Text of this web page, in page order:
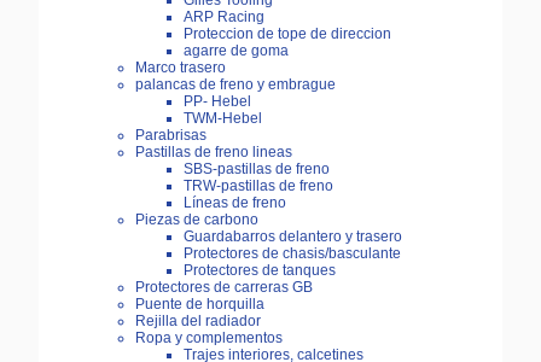
ARP Racing
Proteccion de tope de direccion
agarre de goma
Marco trasero
palancas de freno y embrague
PP- Hebel
TWM-Hebel
Parabrisas
Pastillas de freno lineas
SBS-pastillas de freno
TRW-pastillas de freno
Líneas de freno
Piezas de carbono
Guardabarros delantero y trasero
Protectores de chasis/basculante
Protectores de tanques
Protectores de carreras GB
Puente de horquilla
Rejilla del radiador
Ropa y complementos
Trajes interiores, calcetines